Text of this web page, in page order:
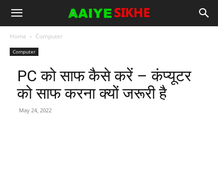
Home Computer
Computer
PC को साफ कैसे करें – कंप्यूटर
को साफ करना क्यों जरूरी है
May 24, 2022